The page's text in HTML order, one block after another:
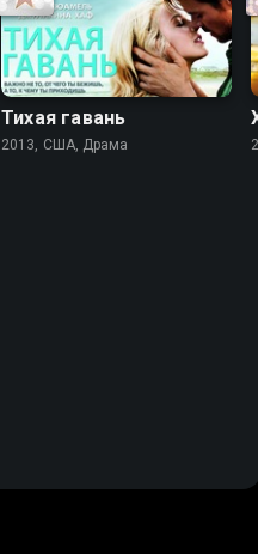
Тихая гавань
2013, США, Драма